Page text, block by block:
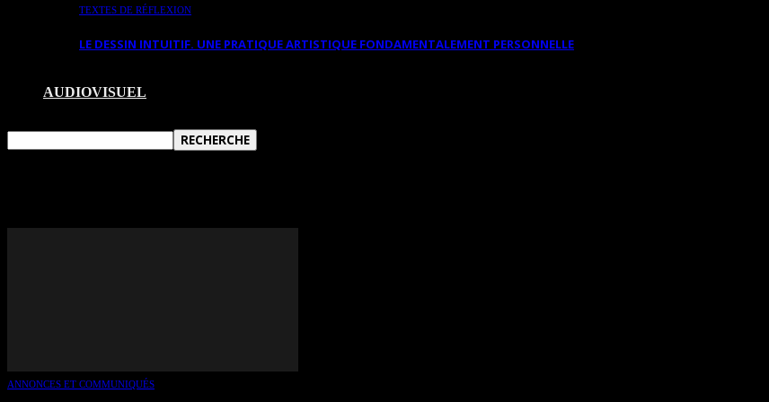
TEXTES DE RÉFLEXION
LE DESSIN INTUITIF. UNE PRATIQUE ARTISTIQUE FONDAMENTALEMENT PERSONNELLE
AUDIOVISUEL
ANNONCES ET COMMUNIQUÉS